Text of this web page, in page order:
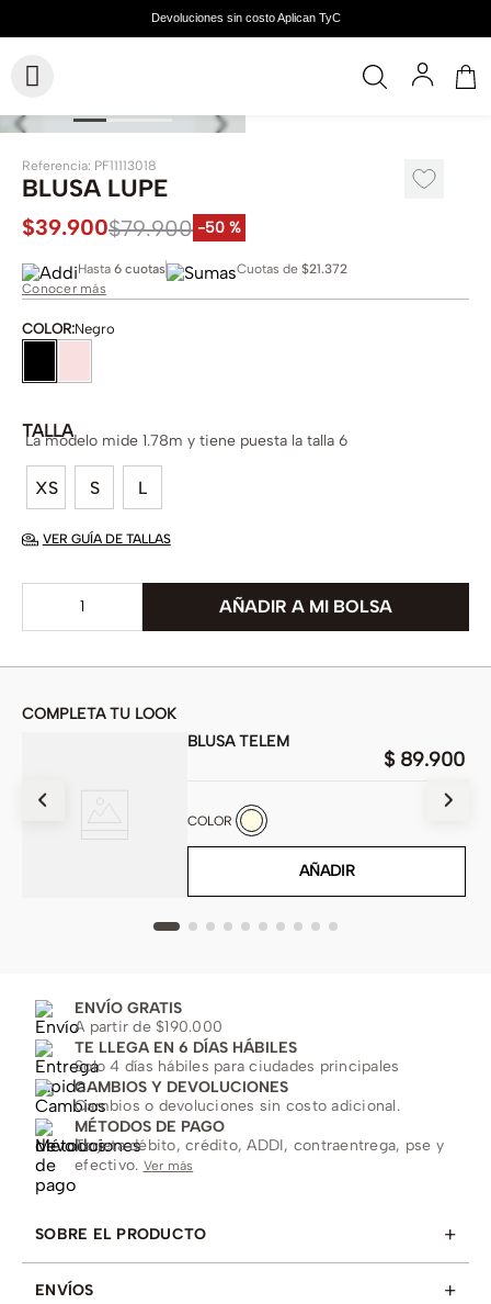
Referencia: PF11113018
BLUSA LUPE
$39.900$79.900 -50 %
Hasta 6 cuotas Cuotas de $21.372
Conocer más
COLOR:Negro
TALLA
XS S L
La modelo mide 1.78m y tiene puesta la talla 6
VER GUÍA DE TALLAS
COMPLETA TU LOOK
BLUSA TELEM
$ 89.900
COLOR
AÑADIR
ENVÍO GRATIS
A partir de $190.000
TE LLEGA EN 6 DÍAS HÁBILES
Solo 4 días hábiles para ciudades principales
CAMBIOS Y DEVOLUCIONES
Cambios o devoluciones sin costo adicional.
MÉTODOS DE PAGO
Tarjeta débito, crédito, ADDI, contraentrega, pse y
efectivo. Ver más
SOBRE EL PRODUCTO +
ENVÍOS +